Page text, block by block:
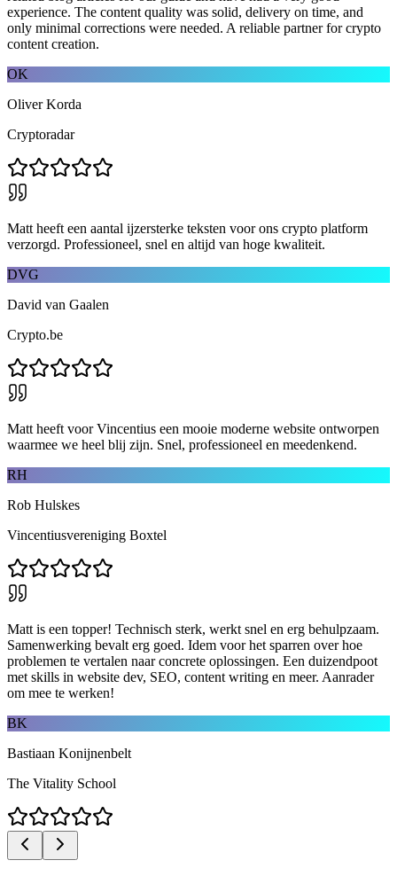
experience. The content quality was solid, delivery on time, and
only minimal corrections were needed. A reliable partner for crypto
content creation.
OK
Oliver Korda
Cryptoradar
Matt heeft een aantal ijzersterke teksten voor ons crypto platform
verzorgd. Professioneel, snel en altijd van hoge kwaliteit.
DVG
David van Gaalen
Crypto.be
Matt heeft voor Vincentius een mooie moderne website ontworpen
waarmee we heel blij zijn. Snel, professioneel en meedenkend.
RH
Rob Hulskes
Vincentiusvereniging Boxtel
Matt is een topper! Technisch sterk, werkt snel en erg behulpzaam.
Samenwerking bevalt erg goed. Idem voor het sparren over hoe
problemen te vertalen naar concrete oplossingen. Een duizendpoot
met skills in website dev, SEO, content writing en meer. Aanrader
om mee te werken!
BK
Bastiaan Konijnenbelt
The Vitality School